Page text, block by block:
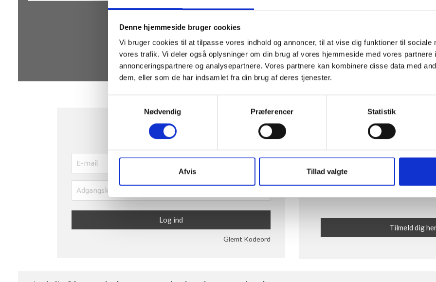
Denne hjemmeside bruger cookies
Vi bruger cookies til at tilpasse vores indhold og annoncer, til at vise dig funktioner til sociale
vores trafik. Vi deler også oplysninger om din brug af vores hjemmeside med vores partnere
annonceringspartnere og analysepartnere. Vores partnere kan kombinere disse data med
dem, eller som de har indsamlet fra din brug af deres tjenester.
Nødvendig
Præferencer Statistik
Afvis Tillad valgte